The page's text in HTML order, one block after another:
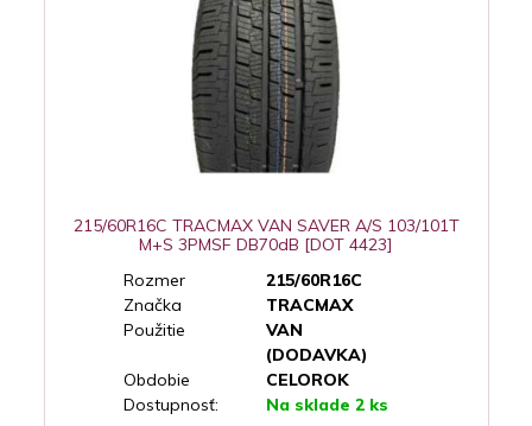
215/60R16C TRACMAX VAN SAVER A/S 103/101T
M+S 3PMSF DB70dB [DOT 4423]
Rozmer
215/60R16C
Značka
TRACMAX
Použitie
VAN
(DODAVKA)
Obdobie
CELOROK
Dostupnosť:
Na sklade 2 ks